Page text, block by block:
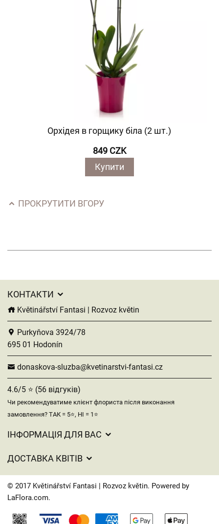
Орхідея в горщику біла (2 шт.)
849 CZK
Купити
ПРОКРУТИТИ ВГОРУ
КОНТАКТИ
Květinářství Fantasi | Rozvoz květin
Purkyňova 3924/78
695 01 Hodonín
donaskova-sluzba@kvetinarstvi-fantasi.cz
4.6/5 ⭐ (56 відгуків)
Чи рекомендуватиме клієнт флориста після виконання
замовлення? ТАК = 5⭐, НІ = 1⭐
ІНФОРМАЦІЯ ДЛЯ ВАС
Захист персональних даних
Час доставки квітів – огляд можливостей
ДОСТАВКА КВІТІВ
Вартість доставки
Куди ми доставляємо квіти
© 2017 Květinářství Fantasi | Rozvoz květin. Powered by
LaFlora.com.